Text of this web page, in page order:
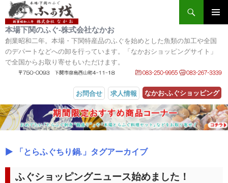
検索
本場下関のふぐ‐株式会社なかお
創業昭和二年。本場・下関特産品のふぐを始めとした魚類の加工や全国
のデパートなどへの卸を行っています。「なかおショッピングサイト」
で全国からお取り寄せもいただけます。
お問合せ 求人情報 なかお‐ふぐショッピング
ニュー
コンテンツへスキップ
「とらふぐちり鍋.」タグアーカイブ
ふぐショッピングニュース始めました！